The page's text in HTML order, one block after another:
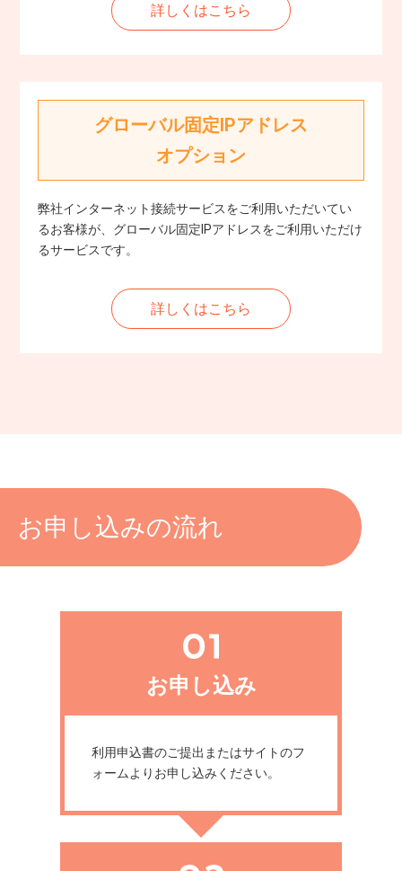
詳しくはこちら
グローバル固定IPアドレス
オプション
弊社インターネット接続サービスをご利用いただいてい
るお客様が、グローバル固定IPアドレスをご利用いただけ
るサービスです。
詳しくはこちら
お申し込みの流れ
お申し込み
利用申込書のご提出またはサイトのフ
ォームよりお申し込みください。